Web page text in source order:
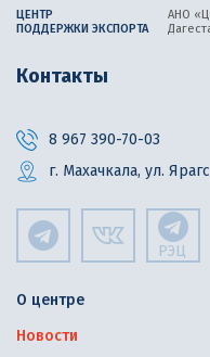
ЦЕНТР
ПОДДЕРЖКИ ЭКСПОРТА
АНО
Контакты
8 967 390-70-03
г. Махачкала, ул.
РЭЦ
О центре
Новости